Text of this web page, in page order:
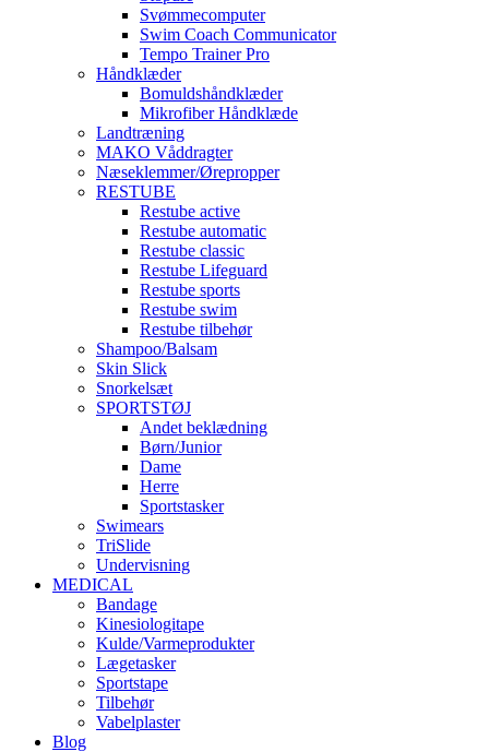
Svømmecomputer
Swim Coach Communicator
Tempo Trainer Pro
Håndklæder
Bomuldshåndklæder
Mikrofiber Håndklæde
Landtræning
MAKO Våddragter
Næseklemmer/Ørepropper
RESTUBE
Restube active
Restube automatic
Restube classic
Restube Lifeguard
Restube sports
Restube swim
Restube tilbehør
Shampoo/Balsam
Skin Slick
Snorkelsæt
SPORTSTØJ
Andet beklædning
Børn/Junior
Dame
Herre
Sportstasker
Swimears
TriSlide
Undervisning
MEDICAL
Bandage
Kinesiologitape
Kulde/Varmeprodukter
Lægetasker
Sportstape
Tilbehør
Vabelplaster
Blog